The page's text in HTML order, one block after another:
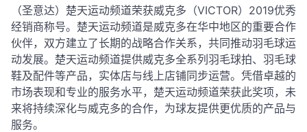
（圣意达）楚天运动频道荣获威克多（VICTOR）2019优秀
经销商称号。楚天运动频道是威克多在华中地区的重要合作
伙伴，双方建立了长期的战略合作关系，共同推动羽毛球运
动发展。 楚天运动频道提供威克多全系列羽毛球拍、羽毛球
鞋及配件等产品，实体店与线上店铺同步运营。凭借卓越的
市场表现和专业的服务水平，楚天运动频道荣获此奖项，未
来将持续深化与威克多的合作，为球友提供更优质的产品与
服务。